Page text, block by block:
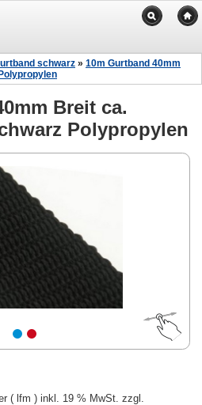
schwarz » 10m Gurtband 40mm
Breit ca.
Polypropylen
( lfm ) inkl. 19 % MwSt. zzgl.